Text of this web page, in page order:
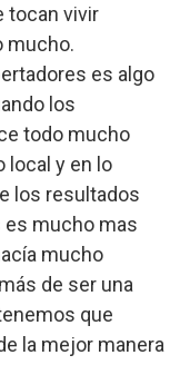
tocan vivir
mucho.
es algo
los
todo mucho
local y en lo
los resultados
es mucho mas
mucho
de ser una
que
la mejor manera